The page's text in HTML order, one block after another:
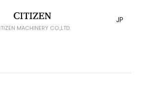
MACHINERY CO.,LTD.
JP